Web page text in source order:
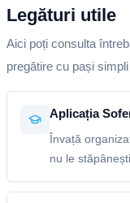
Legături utile
Aici poți consulta
pregătire cu pași
Aplicația
Învață
nu le